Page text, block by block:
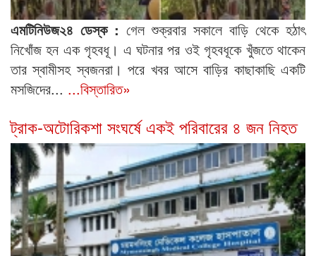
এমটিনিউজ২৪ ডেস্ক : গেল শুক্রবার সকালে বাড়ি থেকে হঠাৎ
নিখোঁজ হন এক গৃহবধূ। এ ঘটনার পর ওই গৃহবধূকে খুঁজতে থাকেন
তার স্বামীসহ স্বজনরা। পরে খবর আসে বাড়ির কাছাকাছি একটি
মসজিদের... ...বিস্তারিত»
ট্রাক-অটোরিকশা সংঘর্ষে একই পরিবারের ৪ জন নিহত